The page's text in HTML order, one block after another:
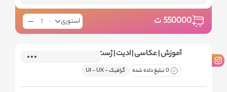
550000ت استوری
آموزش | عکاسی | اديت | ژست
0 تبلیغ داده شده گرافیک - ‌UI - UX